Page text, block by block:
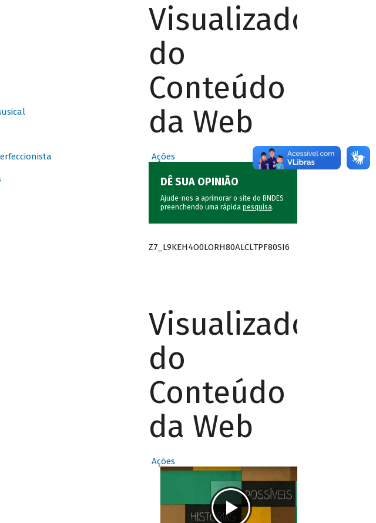
Visualizador
do
Conteúdo
da Web
Ações
DÊ SUA OPINIÃO
Ajude-nos a aprimorar o site do BNDES
preenchendo uma rápida pesquisa.
Z7_L9KEH4O0LORH80ALCLTPF80SI6
Visualizador
do
Conteúdo
da Web
Ações